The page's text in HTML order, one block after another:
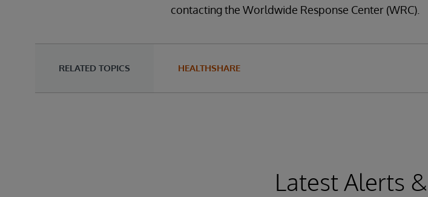
contacting the Worldwide Response Center (WRC).
RELATED TOPICS HEALTHSHARE
Latest Alerts